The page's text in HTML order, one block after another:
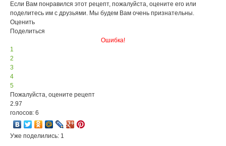
Если Вам понравился этот рецепт, пожалуйста, оцените его или
поделитесь им с друзьями. Мы будем Вам очень признательны.
Оценить
Поделиться
Ошибка!
1
2
3
4
5
Пожалуйста, оцените рецепт
2.97
голосов: 6
Уже поделились: 1